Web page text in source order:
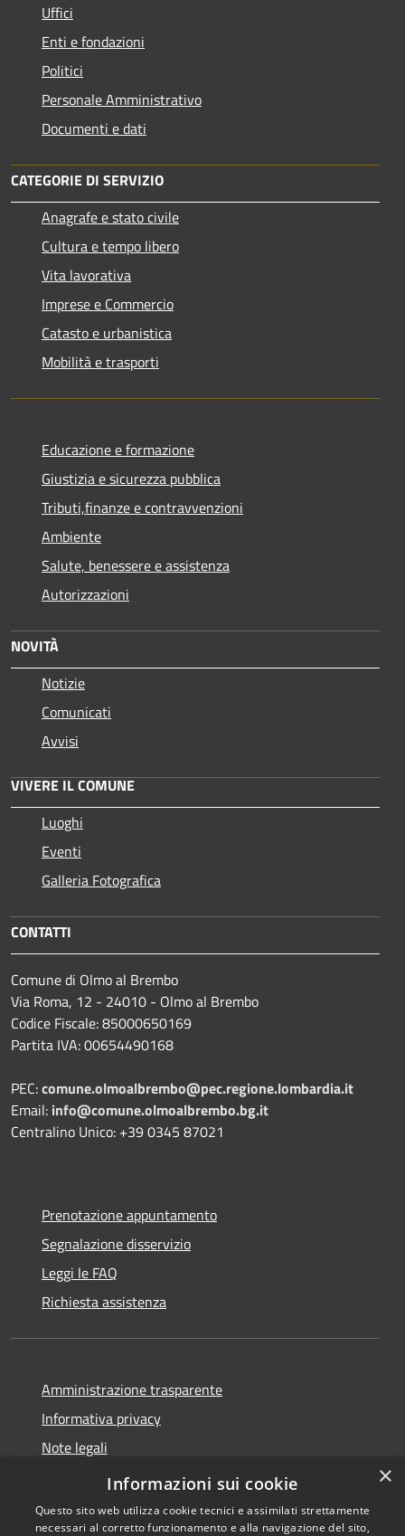
Uffici
Enti e fondazioni
Politici
Personale Amministrativo
Documenti e dati
CATEGORIE DI SERVIZIO
Anagrafe e stato civile
Cultura e tempo libero
Vita lavorativa
Imprese e Commercio
Catasto e urbanistica
Mobilità e trasporti
Educazione e formazione
Giustizia e sicurezza pubblica
Tributi,finanze e contravvenzioni
Ambiente
Salute, benessere e assistenza
Autorizzazioni
NOVITÀ
Notizie
Comunicati
Avvisi
VIVERE IL COMUNE
Luoghi
Eventi
Galleria Fotografica
CONTATTI
Comune di Olmo al Brembo
Via Roma, 12 - 24010 - Olmo al Brembo
Codice Fiscale: 85000650169
Partita IVA: 00654490168
PEC:comune.olmoalbrembo@pec.regione.lombardia.it
Email: info@comune.olmoalbrembo.bg.it
Centralino Unico: +39 0345 87021
Prenotazione appuntamento
Segnalazione disservizio
Leggi le FAQ
Richiesta assistenza
Amministrazione trasparente
Informativa privacy
Note legali
Dichiarazione di accessibilità
×
Informazioni sui cookie
Questo sito web utilizza cookie tecnici e assimilati strettamente
necessari al corretto funzionamento e alla navigazione del sito,